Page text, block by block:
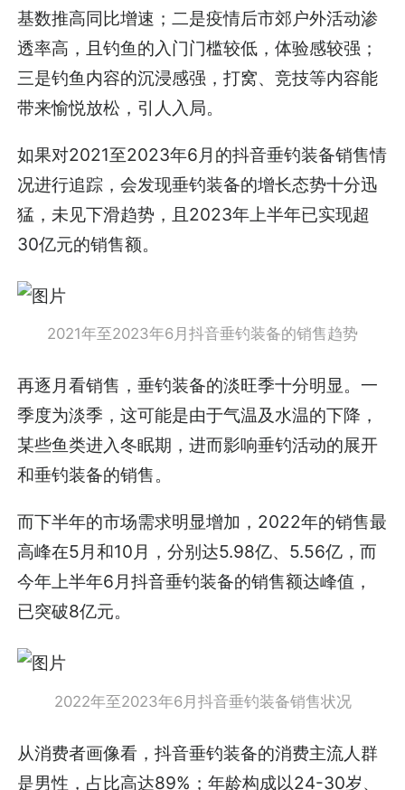
基数推高同比增速；二是疫情后市郊户外活动渗
透率高，且钓鱼的入门门槛较低，体验感较强；
三是钓鱼内容的沉浸感强，打窝、竞技等内容能
带来愉悦放松，引人入局。
如果对2021至2023年6月的抖音垂钓装备销售情
况进行追踪，会发现垂钓装备的增长态势十分迅
猛，未见下滑趋势，且2023年上半年已实现超
30亿元的销售额。
2021年至2023年6月抖音垂钓装备的销售趋势
再逐月看销售，垂钓装备的淡旺季十分明显。一
季度为淡季，这可能是由于气温及水温的下降，
某些鱼类进入冬眠期，进而影响垂钓活动的展开
和垂钓装备的销售。
而下半年的市场需求明显增加，2022年的销售最
高峰在5月和10月，分别达5.98亿、5.56亿，而
今年上半年6月抖音垂钓装备的销售额达峰值，
已突破8亿元。
2022年至2023年6月抖音垂钓装备销售状况
从消费者画像看，抖音垂钓装备的消费主流人群
是男性，占比高达89%；年龄构成以24-30岁、